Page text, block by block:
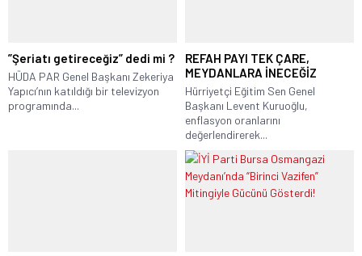
”Şeriatı getireceğiz” dedi mi ?
HÜDA PAR Genel Başkanı Zekeriya
Yapıcı’nın katıldığı bir televizyon
programında...
REFAH PAYI TEK ÇARE,
MEYDANLARA İNECEĞİZ
Hürriyetçi Eğitim Sen Genel
Başkanı Levent Kuruoğlu,
enflasyon oranlarını
değerlendirerek...